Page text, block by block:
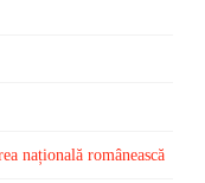
națională românească